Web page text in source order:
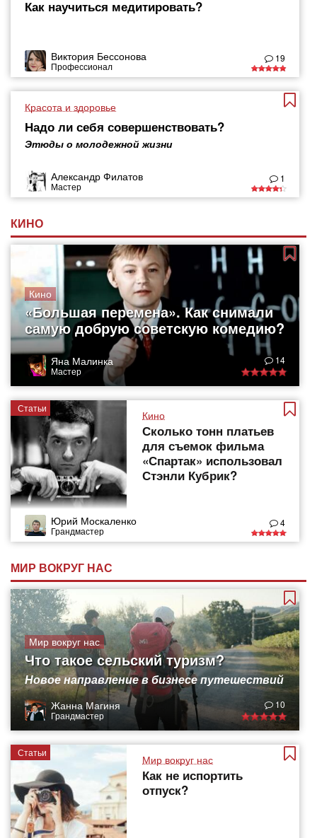
Как научиться медитировать?
Виктория Бессонова
Профессионал
19
Красота и здоровье
Надо ли себя совершенствовать?
Этюды о молодежной жизни
Александр Филатов
Мастер
1
КИНО
Кино
«Большая перемена». Как снимали
самую добрую советскую комедию?
Яна Малинка
Мастер
14
Статьи
Кино
Сколько тонн платьев
для съемок фильма
«Спартак» использовал
Стэнли Кубрик?
Юрий Москаленко
Грандмастер
4
МИР ВОКРУГ НАС
Мир вокруг нас
Что такое сельский туризм?
Новое направление в бизнесе путешествий
Жанна Магиня
Грандмастер
10
Статьи
Мир вокруг нас
Как не испортить
отпуск?